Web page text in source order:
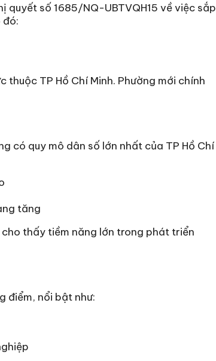
số 1685/NQ-UBTVQH15 về việc sắp
đó:
TP Hồ Chí Minh. Phường mới chính
có quy mô dân số lớn nhất của TP Hồ Chí
tăng
thấy tiềm năng lớn trong phát triển
điểm, nổi bật như: